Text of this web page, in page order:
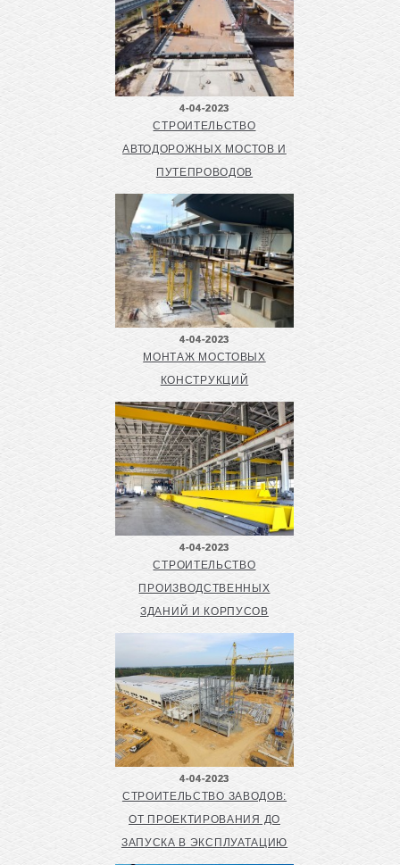
4-04-2023
СТРОИТЕЛЬСТВО
АВТОДОРОЖНЫХ МОСТОВ И
ПУТЕПРОВОДОВ
4-04-2023
МОНТАЖ МОСТОВЫХ
КОНСТРУКЦИЙ
4-04-2023
СТРОИТЕЛЬСТВО
ПРОИЗВОДСТВЕННЫХ
ЗДАНИЙ И КОРПУСОВ
4-04-2023
СТРОИТЕЛЬСТВО ЗАВОДОВ:
ОТ ПРОЕКТИРОВАНИЯ ДО
ЗАПУСКА В ЭКСПЛУАТАЦИЮ